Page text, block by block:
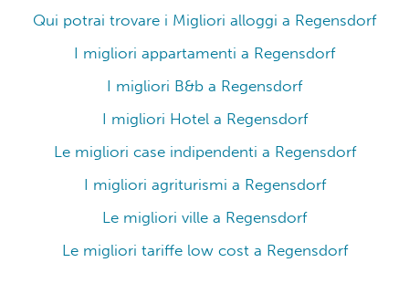
Qui potrai trovare i Migliori alloggi a Regensdorf
I migliori appartamenti a Regensdorf
I migliori B&b a Regensdorf
I migliori Hotel a Regensdorf
Le migliori case indipendenti a Regensdorf
I migliori agriturismi a Regensdorf
Le migliori ville a Regensdorf
Le migliori tariffe low cost a Regensdorf